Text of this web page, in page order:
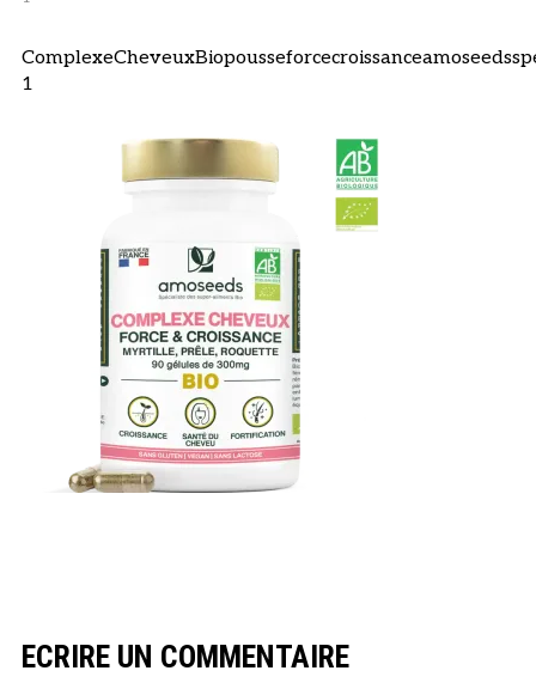
1
ECRIRE UN COMMENTAIRE